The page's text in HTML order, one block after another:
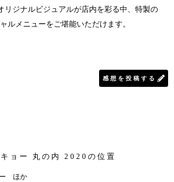
リジナルビジュアルが店内を彩る中、特製の
ルメニューをご堪能いただけます。
感想を投稿する
ョー 丸の内 2020の位置
ー ほか